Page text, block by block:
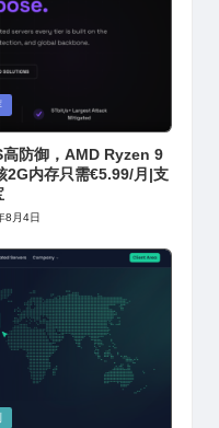
防御，AMD Ryzen 9
2G内存只需€5.99/月|支
8月4日